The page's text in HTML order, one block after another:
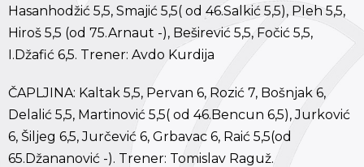
Hasanhodžić 5,5, Smajić 5,5( od 46.Salkić 5,5), Pleh 5,5,
Hiroš 5,5 (od 75.Arnaut -), Beširević 5,5, Fočić 5,5,
I.Džafić 6,5. Trener: Avdo Kurdija
ČAPLJINA: Kaltak 5,5, Pervan 6, Rozić 7, Bošnjak 6,
Delalić 5,5, Martinović 5,5( od 46.Bencun 6,5), Jurković
6, Šiljeg 6,5, Jurčević 6, Grbavac 6, Raić 5,5(od
65.Džananović -). Trener: Tomislav Raguž.